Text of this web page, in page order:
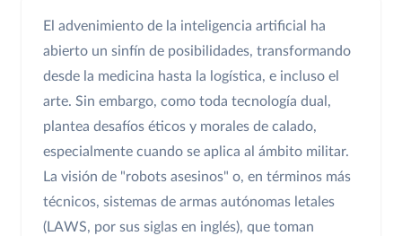
El advenimiento de la inteligencia artificial ha
abierto un sinfín de posibilidades, transformando
desde la medicina hasta la logística, e incluso el
arte. Sin embargo, como toda tecnología dual,
plantea desafíos éticos y morales de calado,
especialmente cuando se aplica al ámbito militar.
La visión de "robots asesinos" o, en términos más
técnicos, sistemas de armas autónomas letales
(LAWS, por sus siglas en inglés), que toman